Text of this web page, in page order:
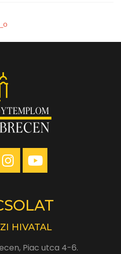
HIVATAL
Piac utca 4-6.